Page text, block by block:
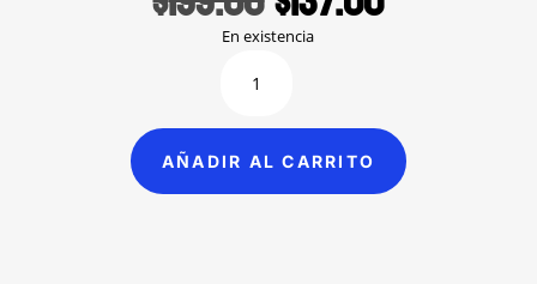
price
was: price
En existencia
5460
Cepillo
dental
AÑADIR AL CARRITO